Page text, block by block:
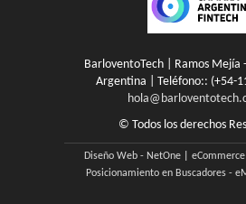
BarloventoTech | Ramos Mejía
Argentina | Teléfono:: (+54-
© Todos los derechos
Diseño Web - NetOne
Posicionamiento en Buscadores -